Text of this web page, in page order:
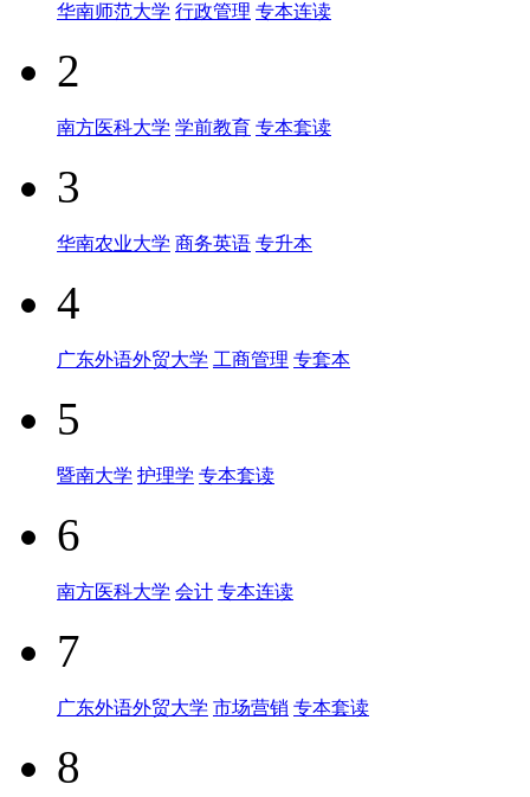
华南师范大学 行政管理 专本连读
2
南方医科大学 学前教育 专本套读
3
华南农业大学 商务英语 专升本
4
广东外语外贸大学 工商管理 专套本
5
暨南大学 护理学 专本套读
6
南方医科大学 会计 专本连读
7
广东外语外贸大学 市场营销 专本套读
8